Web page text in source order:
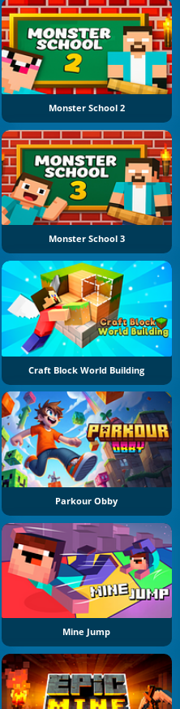
Monster School 2
Monster School 3
Craft Block World Building
Parkour Obby
Mine Jump